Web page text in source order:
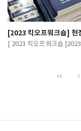
[2023 킥오프워크숍] 현